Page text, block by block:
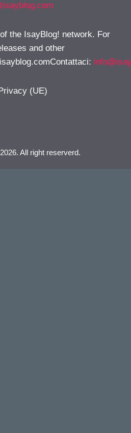
the IsayBlog! network. For
and other
:
(UE)
All right reserverd.